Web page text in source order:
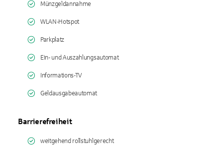
Münzgeldannahme
WLAN-Hotspot
Parkplatz
Ein- und Auszahlungsautomat
Informations-TV
Geldausgabeautomat
Barrierefreiheit
weitgehend rollstuhlgerecht